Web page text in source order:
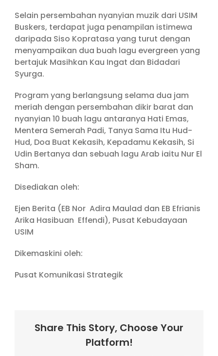
Selain persembahan nyanyian muzik dari USIM
Buskers, terdapat juga penampilan istimewa
daripada Siso Kopratasa yang turut dengan
menyampaikan dua buah lagu evergreen yang
bertajuk Masihkan Kau Ingat dan Bidadari
Syurga.
Program yang berlangsung selama dua jam
meriah dengan persembahan dikir barat dan
nyanyian 10 buah lagu antaranya Hati Emas,
Mentera Semerah Padi, Tanya Sama Itu Hud-
Hud, Doa Buat Kekasih, Kepadamu Kekasih, Si
Udin Bertanya dan sebuah lagu Arab iaitu Nur El
Sham.
Disediakan oleh:
Ejen Berita (EB Nor Adira Maulad dan EB Efrianis
Arika Hasibuan Effendi), Pusat Kebudayaan
USIM
Dikemaskini oleh:
Pusat Komunikasi Strategik
Share This Story, Choose Your
Platform!